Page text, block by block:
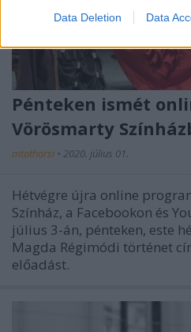
Data Deletion Data
Pénteken ismét
Vörösmarty
mtothorsi • 2020. július 01.
Hétvégre újra online
Színház, a Facebookon és
július 3-án, pénteken, este
Magda Régimódi történet
előadást.